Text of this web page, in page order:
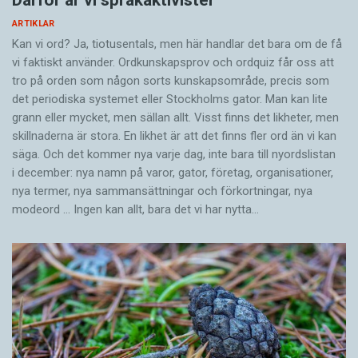
morgon.
Jag noterade detta på 1990-talet, först bland
personer under 40 som intervjuades i radio och
tv. Ganska snart märkte jag att även reportrar
och programledare började utelämna att. I dag
är det nog så att mer än hälften av de
språkbrukare jag kommer i kontakt med
utelämnar att i talet. Situationen beskrivs så här
många vuxna modersmålstalare sakna kommer
att i sin språkliga repertoar. Enligt deras
språkkänsla är kommer utan att det normala
uttryckssättet."
språkbrukarnas förnimmelse av att något är
”fel” eller avvikande beror på att de mönster
som ligger till grund för språkkänslan aktiveras
mycket snabbt när vi uppfattar ett språkligt
uttryck.
Nu låter det som om språkkänsla är något
statiskt. Men det är knappast så att vi som barn
bygger upp en språkkänsla, som sedan förblir
Snarare är det så att språkkänslan hela tiden
finjusteras, allteftersom vi använder språket
tillsammans med andra. Om vi inte använder
språket, till exempel vid en flerårig
utlandsvistelse, märker vi efter hand att
ARTIKLAR
Kan vi ord? Ja, tiotusentals, men här handlar det bara om de få
vi faktiskt använder. Ordkunskapsprov och ordquiz får oss att
tro på orden som någon sorts kunskapsområde, precis som
det periodiska systemet eller Stockholms gator. Man kan lite
grann eller mycket, men sällan allt. Visst finns det likheter, men
skillnaderna är stora. En likhet är att det finns fler ord än vi kan
säga. Och det kommer nya varje dag, inte bara till nyordslistan
i december: nya namn på varor, gator, företag, organisationer,
nya termer, nya samman­sättningar och förkortningar, nya
modeord … Ingen kan allt, bara det vi har nytta…